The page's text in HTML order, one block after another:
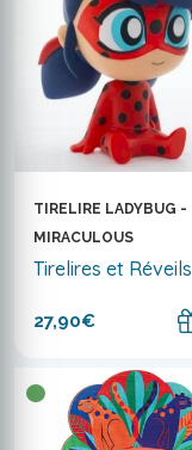
TIRELIRE LADYBUG -
MIRACULOUS
Tirelires et Réveils
27,90€